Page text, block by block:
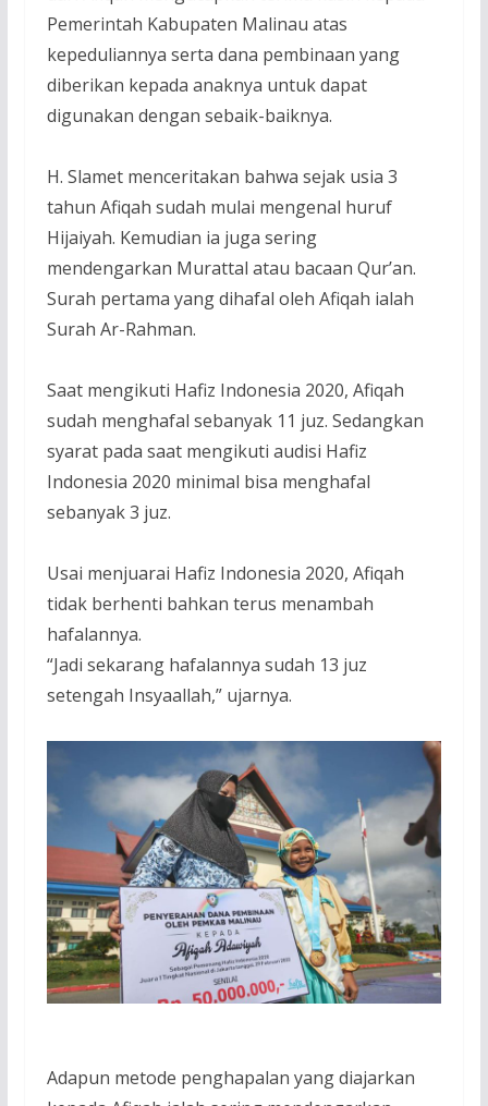
Pemerintah Kabupaten Malinau atas
kepeduliannya serta dana pembinaan yang
diberikan kepada anaknya untuk dapat
digunakan dengan sebaik-baiknya.
H. Slamet menceritakan bahwa sejak usia 3
tahun Afiqah sudah mulai mengenal huruf
Hijaiyah. Kemudian ia juga sering
mendengarkan Murattal atau bacaan Qur’an.
Surah pertama yang dihafal oleh Afiqah ialah
Surah Ar-Rahman.
Saat mengikuti Hafiz Indonesia 2020, Afiqah
sudah menghafal sebanyak 11 juz. Sedangkan
syarat pada saat mengikuti audisi Hafiz
Indonesia 2020 minimal bisa menghafal
sebanyak 3 juz.
Usai menjuarai Hafiz Indonesia 2020, Afiqah
tidak berhenti bahkan terus menambah
hafalannya.
“Jadi sekarang hafalannya sudah 13 juz
setengah Insyaallah,” ujarnya.
Adapun metode penghapalan yang diajarkan